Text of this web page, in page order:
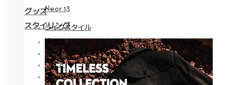
グッズ
ライフスタイル
Neor 13
スタイリング
パーツ
アイ
ウェア
ツール